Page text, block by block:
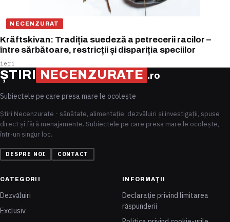
NECENZURAT
Kräftskivan: Tradiția suedeză a petrecerii racilor –
între sărbătoare, restricții și dispariția speciilor
ieri
ȘTIRI NECENZURATE .ro
Subiectele pe care presa mare le ocolește
Știri Necenzurate - sănătate, alimentație, dezvăluiri și investigații, spuse
direct și fără menajamente. Subiectele pe care presa mare le ocolește,
într-un singur loc.
DESPRE NOI CONTACT
CATEGORII
Dezvăluiri
Exclusiv
INFORMAȚII
Declarație privind limitarea
răspunderii